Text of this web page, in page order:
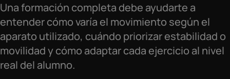
Una formación completa debe ayudarte a
entender cómo varía el movimiento según el
aparato utilizado, cuándo priorizar estabilidad o
movilidad y cómo adaptar cada ejercicio al nivel
real del alumno.